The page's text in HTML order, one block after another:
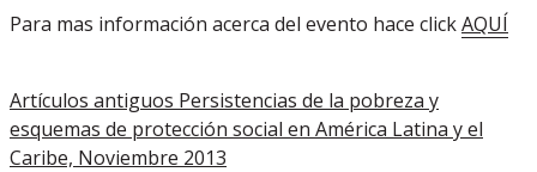
Para mas información acerca del evento hace clickAQUÍ
Artículos antiguos Persistencias de la pobreza y
esquemas de protección social en América Latina y el
Caribe, Noviembre 2013